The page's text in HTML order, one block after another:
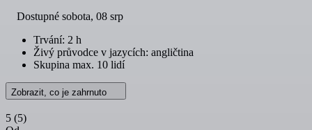
Dostupné sobota, 08 srp
Trvání: 2 h
Živý průvodce v jazycích: angličtina
Skupina max. 10 lidí
Zobrazit, co je zahrnuto
5 (5)